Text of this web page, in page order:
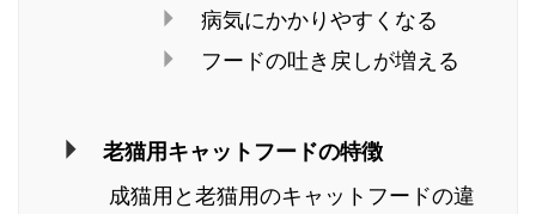
病気にかかりやすくなる
フードの吐き戻しが増える
老猫用キャットフードの特徴
成猫用と老猫用のキャットフードの違